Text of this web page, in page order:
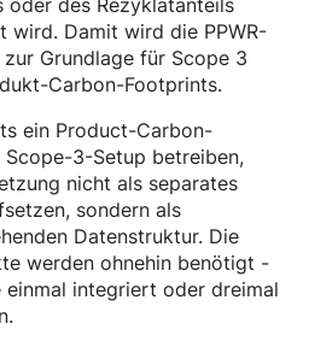
oder des Rezyklatanteils
wird. Damit wird die PPWR-
Grundlage für Scope 3
Carbon-Footprints.
ein Product-Carbon-
3-Setup betreiben,
nicht als separates
sondern als
Datenstruktur. Die
werden ohnehin benötigt -
integriert oder dreimal